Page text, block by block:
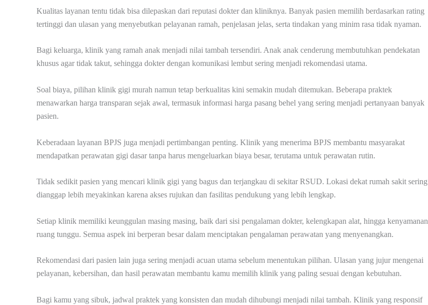
Kualitas layanan tentu tidak bisa dilepaskan dari reputasi dokter dan kliniknya. Banyak pasien memilih berdasarkan rating
tertinggi dan ulasan yang menyebutkan pelayanan ramah, penjelasan jelas, serta tindakan yang minim rasa tidak nyaman.
Bagi keluarga, klinik yang ramah anak menjadi nilai tambah tersendiri. Anak anak cenderung membutuhkan pendekatan
khusus agar tidak takut, sehingga dokter dengan komunikasi lembut sering menjadi rekomendasi utama.
Soal biaya, pilihan klinik gigi murah namun tetap berkualitas kini semakin mudah ditemukan. Beberapa praktek
menawarkan harga transparan sejak awal, termasuk informasi harga pasang behel yang sering menjadi pertanyaan banyak
pasien.
Keberadaan layanan BPJS juga menjadi pertimbangan penting. Klinik yang menerima BPJS membantu masyarakat
mendapatkan perawatan gigi dasar tanpa harus mengeluarkan biaya besar, terutama untuk perawatan rutin.
Tidak sedikit pasien yang mencari klinik gigi yang bagus dan terjangkau di sekitar RSUD. Lokasi dekat rumah sakit sering
dianggap lebih meyakinkan karena akses rujukan dan fasilitas pendukung yang lebih lengkap.
Setiap klinik memiliki keunggulan masing masing, baik dari sisi pengalaman dokter, kelengkapan alat, hingga kenyamanan
ruang tunggu. Semua aspek ini berperan besar dalam menciptakan pengalaman perawatan yang menyenangkan.
Rekomendasi dari pasien lain juga sering menjadi acuan utama sebelum menentukan pilihan. Ulasan yang jujur mengenai
pelayanan, kebersihan, dan hasil perawatan membantu kamu memilih klinik yang paling sesuai dengan kebutuhan.
Bagi kamu yang sibuk, jadwal praktek yang konsisten dan mudah dihubungi menjadi nilai tambah. Klinik yang responsif